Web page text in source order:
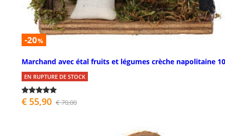
-20%
Marchand avec étal fruits et légumes crèche napolitaine
EN RUPTURE DE STOCK
€ 55,90 € 70,00